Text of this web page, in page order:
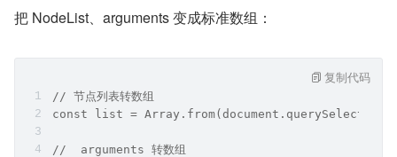
把 NodeList、arguments 变成标准数组：
// 节点列表转数组
const list =
//  arguments 转数组
复制代码